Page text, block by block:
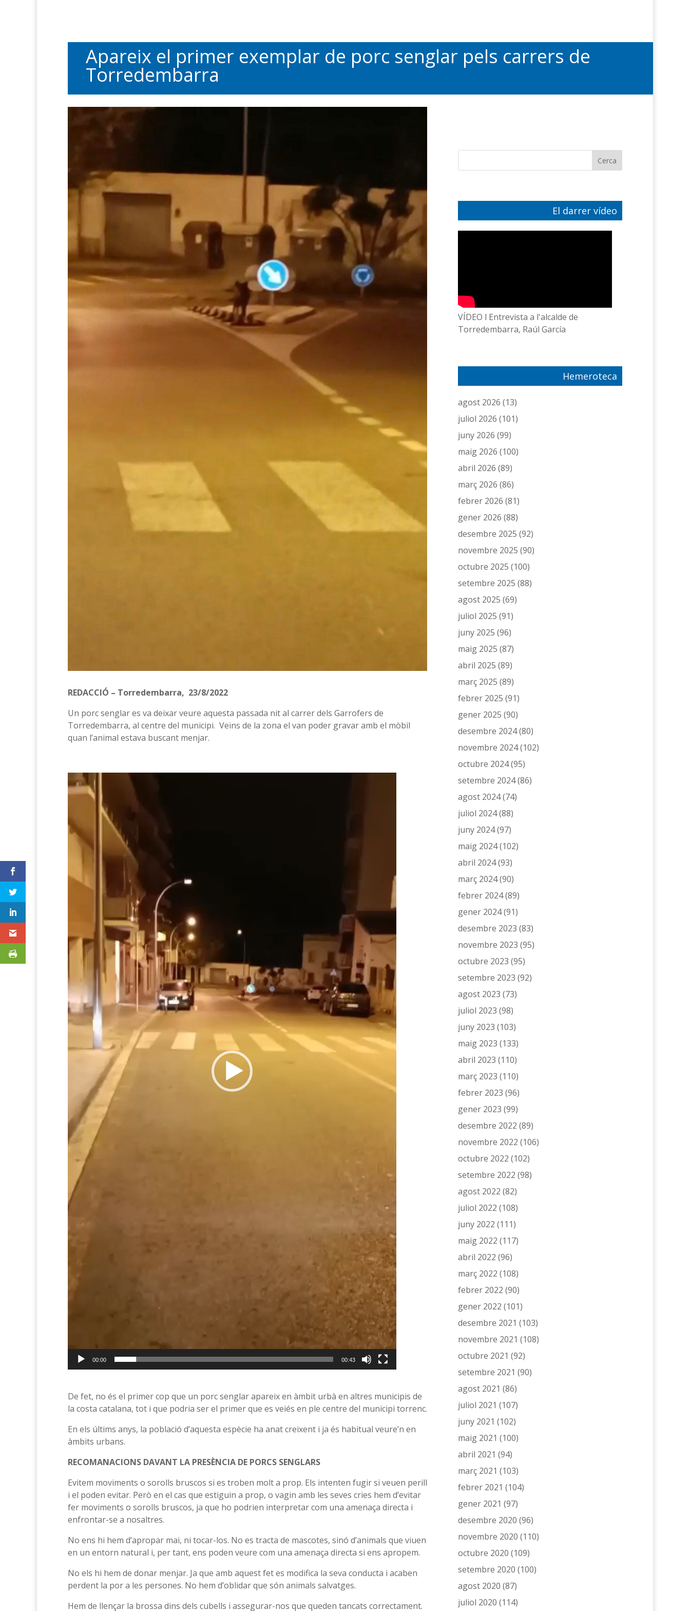
Apareix el primer exemplar de porc senglar pels carrers de
Torredembarra
REDACCIÓ – Torredembarra, 23/8/2022
Un porc senglar es va deixar veure aquesta passada nit al carrer dels Garrofers de
Torredembarra, al centre del municipi. Veïns de la zona el van poder gravar amb el mòbil
quan l’animal estava buscant menjar.
Reproductor
de
00:00 00:43
De fet, no és el primer cop que un porc senglar apareix en àmbit urbà en altres municipis de
la costa catalana, tot i que podria ser el primer que es veiés en ple centre del municipi torrenc.
En els últims anys, la població d’aquesta espècie ha anat creixent i ja és habitual veure’n en
àmbits urbans.
RECOMANACIONS DAVANT LA PRESÈNCIA DE PORCS SENGLARS
Evitem moviments o sorolls bruscos si es troben molt a prop. Els intenten fugir si veuen perill
i el poden evitar. Però en el cas que estiguin a prop, o vagin amb les seves cries hem d’evitar
fer moviments o sorolls bruscos, ja que ho podrien interpretar com una amenaça directa i
enfrontar-se a nosaltres.
No ens hi hem d’apropar mai, ni tocar-los. No es tracta de mascotes, sinó d’animals que viuen
en un entorn natural i, per tant, ens poden veure com una amenaça directa si ens apropem.
No els hi hem de donar menjar. Ja que amb aquest fet es modifica la seva conducta i acaben
perdent la por a les persones. No hem d’oblidar que són animals salvatges.
Hem de llençar la brossa dins dels cubells i assegurar-nos que queden tancats correctament.
El darrer vídeo
VÍDEO l Entrevista a l'alcalde de
Torredembarra, Raúl García
Hemeroteca
agost 2026 (13)
juliol 2026 (101)
juny 2026 (99)
maig 2026 (100)
abril 2026 (89)
març 2026 (86)
febrer 2026 (81)
gener 2026 (88)
desembre 2025 (92)
novembre 2025 (90)
octubre 2025 (100)
setembre 2025 (88)
agost 2025 (69)
juliol 2025 (91)
juny 2025 (96)
maig 2025 (87)
abril 2025 (89)
març 2025 (89)
febrer 2025 (91)
gener 2025 (90)
desembre 2024(80)
novembre 2024(102)
octubre 2024(95)
setembre 2024(86)
agost 2024(74)
juliol 2024(88)
juny 2024(97)
maig 2024(102)
abril 2024(93)
març 2024(90)
febrer 2024(89)
gener 2024(91)
desembre 2023 (83)
novembre 2023 (95)
octubre 2023 (95)
setembre 2023 (92)
agost 2023 (73)
juliol 2023 (98)
juny 2023 (103)
maig 2023 (133)
abril 2023 (110)
març 2023 (110)
febrer 2023 (96)
gener 2023 (99)
desembre 2022 (89)
novembre 2022 (106)
octubre 2022 (102)
setembre 2022 (98)
agost 2022 (82)
juliol 2022 (108)
juny 2022 (111)
maig 2022 (117)
abril 2022 (96)
març 2022 (108)
febrer 2022 (90)
gener 2022 (101)
desembre 2021 (103)
novembre 2021 (108)
octubre 2021 (92)
setembre 2021 (90)
agost 2021 (86)
juliol 2021 (107)
juny 2021 (102)
maig 2021 (100)
abril 2021 (94)
març 2021 (103)
febrer 2021 (104)
gener 2021 (97)
desembre 2020 (96)
novembre 2020 (110)
octubre 2020 (109)
setembre 2020 (100)
agost 2020 (87)
juliol 2020 (114)